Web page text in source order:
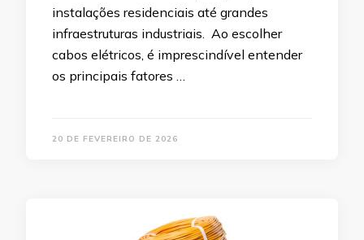
instalações residenciais até grandes
infraestruturas industriais. Ao escolher
cabos elétricos, é imprescindível entender
os principais fatores …
20 DE FEVEREIRO DE 2026